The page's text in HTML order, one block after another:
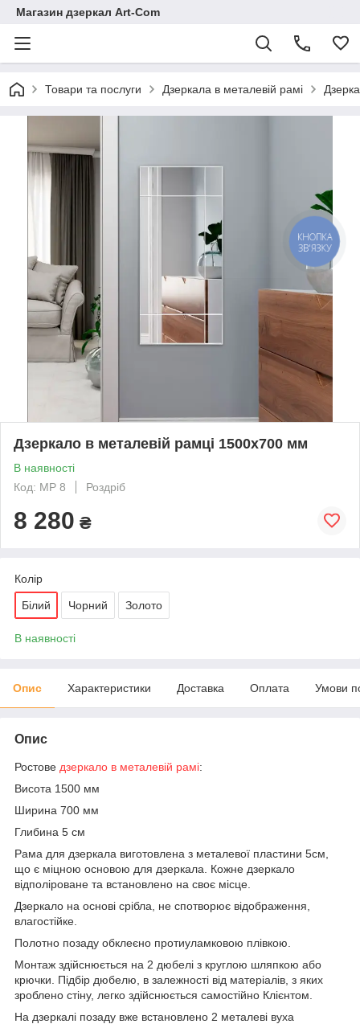
Магазин дзеркал Art-Com
Товари та послуги Дзеркала в металевій рамі
Дзеркало в металевій рамці 1500х700 мм
В наявності
Код: МР 8
Роздріб
8 280 ₴
Колір
Білий Чорний Золото
В наявності
Опис Характеристики Доставка Оплата Умови
Опис
Ростове дзеркало в металевій рамі:
Висота 1500 мм
Ширина 700 мм
Глибина 5 см
Рама для дзеркала виготовлена з металевої пластини 5см,
що є міцною основою для дзеркала. Кожне дзеркало
відполіроване та встановлено на своє місце.
Дзеркало на основі срібла, не спотворює відображення,
влагостійке.
Полотно позаду обклеєно протиуламковою плівкою.
Монтаж здійснюється на 2 дюбелі з круглою шляпкою або
крючки. Підбір дюбелю, в залежності від матеріалів, з яких
зроблено стіну, легко здійснюється самостійно Клієнтом.
На дзеркалі позаду вже встановлено 2 металеві вуха
КНОПКА
ЗВ'ЯЗКУ